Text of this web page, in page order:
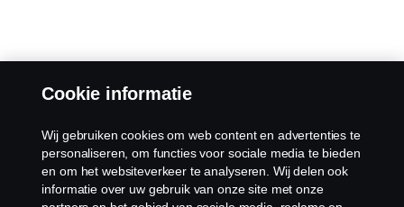
Cookie informatie
Wij gebruiken cookies om web content en advertenties te
personaliseren, om functies voor sociale media te bieden
en om het websiteverkeer te analyseren. Wij delen ook
informatie over uw gebruik van onze site met onze